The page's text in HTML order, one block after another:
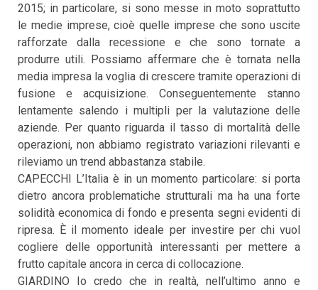
2015; in particolare, si sono messe in moto soprattutto
le medie imprese, cioè quelle imprese che sono uscite
rafforzate dalla recessione e che sono tornate a
produrre utili. Possiamo affermare che è tornata nella
media impresa la voglia di crescere tramite operazioni di
fusione e acquisizione. Conseguentemente stanno
lentamente salendo i multipli per la valutazione delle
aziende. Per quanto riguarda il tasso di mortalità delle
operazioni, non abbiamo registrato variazioni rilevanti e
rileviamo un trend abbastanza stabile.
CAPECCHI L’Italia è in un momento particolare: si porta
dietro ancora problematiche strutturali ma ha una forte
solidità economica di fondo e presenta segni evidenti di
ripresa. È il momento ideale per investire per chi vuol
cogliere delle opportunità interessanti per mettere a
frutto capitale ancora in cerca di collocazione.
GIARDINO Io credo che in realtà, nell’ultimo anno e